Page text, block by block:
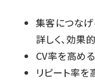
集客につなげ
詳しく、効果
CV率を高め
リピート率